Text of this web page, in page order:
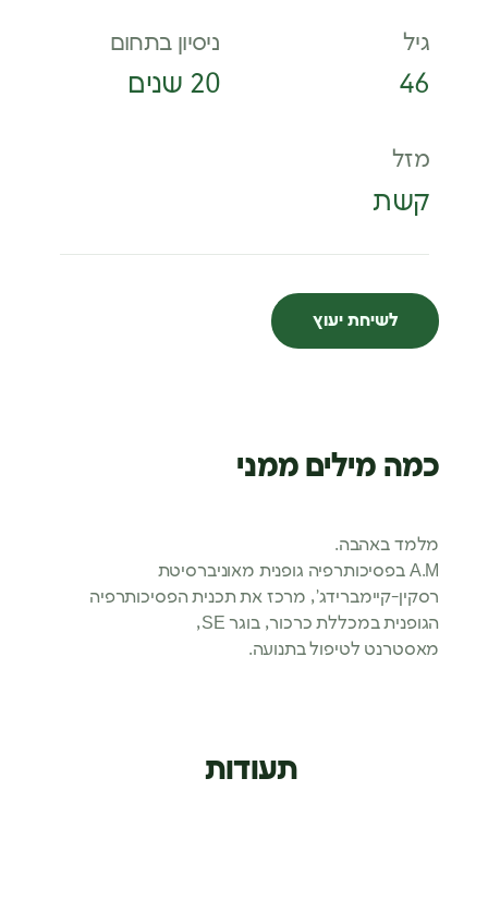
גיל
46
מזל
קשת
ניסיון בתחום
20 שנים
כמה מילים ממני
מלמד באהבה.
A.M בפסיכותרפיה גופנית מאוניברסיטת
רסקין-קיימברידג’, מרכז את תכנית הפסיכותרפיה
הגופנית במכללת כרכור, בוגר SE,
מאסטרנט לטיפול בתנועה.
לשיחת יעוץ
תעודות